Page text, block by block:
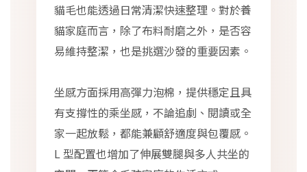
貓毛也能透過日常清潔快速整理。對於養
貓家庭而言，除了布料耐磨之外，是否容
易維持整潔，也是挑選沙發的重要因素。
坐感方面採用高彈力泡棉，提供穩定且具
有支撐性的乘坐感，不論追劇、閱讀或全
家一起放鬆，都能兼顧舒適度與包覆感。
L 型配置也增加了伸展雙腿與多人共坐的